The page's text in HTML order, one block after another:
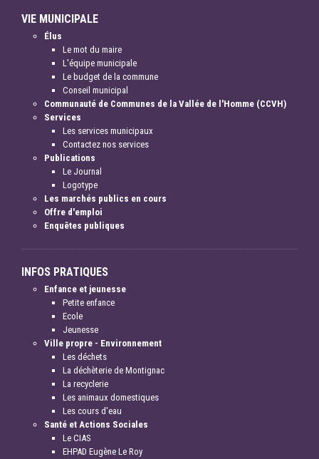
VIE MUNICIPALE
Élus
Le mot du maire
L'équipe municipale
Le budget de la commune
Conseil municipal
Communauté de Communes de la Vallée de l'Homme (CCVH)
Services
Les services municipaux
Contactez nos services
Publications
Le Journal
Logotype
Les marchés publics en cours
Offre d'emploi
Enquêtes publiques
INFOS PRATIQUES
Enfance et jeunesse
Petite enfance
Ecole
Jeunesse
Ville propre - Environnement
Les déchets
La déchèterie de Montignac
La recyclerie
Les animaux domestiques
Les cours d'eau
Santé et Actions Sociales
Le CIAS
EHPAD Eugène Le Roy